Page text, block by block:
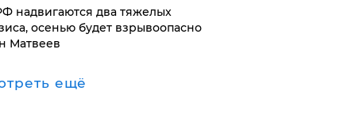
надвигаются два тяжелых
осенью будет взрывоопасно
Матвеев
ещё